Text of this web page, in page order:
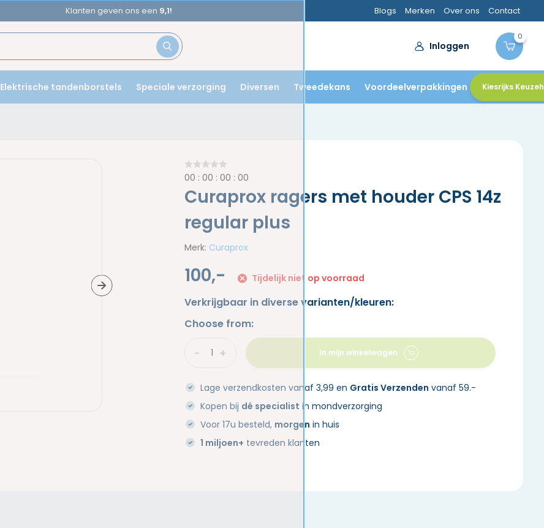
Voor17ubesteld,morgenin huis! Blogs Merken Over ons Contact
Inloggen
0
Elektrische tandenborstels Speciale verzorging Diversen Tweedekans Voordeelverpakkingen Kiesrijks
00 :00 :00 :00
Curaprox ragers met houder CPS 14z
regular plus
Merk: Curaprox
100,- Tijdelijk niet op voorraad
Verkrijgbaar in diverse varianten/kleuren:
Choose from:
+
- In mijn winkelwagen
Lage verzendkosten vanaf 3,99 en Gratis Verzenden vanaf 59.-
Kopen bij dé specialist in mondverzorging
Voor 17u besteld, morgen in huis
1 miljoen+ tevreden klanten